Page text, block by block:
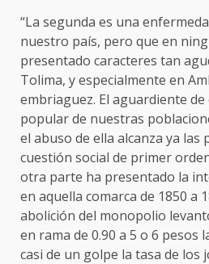
“La segunda es una
nuestro país, pero que en
presentado caracteres tan
Tolima, y especialmente en
embriaguez. El aguardiente de
popular de nuestras
el abuso de ella alcanza ya
cuestión social de primer
otra parte ha presentado la
en aquella comarca de 1850 a
abolición del monopolio
en rama de 0.90 a 5 o 6 pesos
casi de un golpe la tasa de los